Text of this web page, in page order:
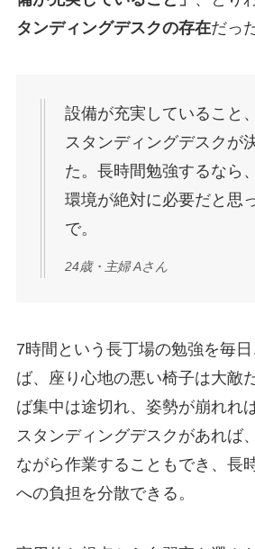
タンディングデスクの存在だっ
設備が充実していること
スタンディングデスクが
た。長時間勉強するなら
環境が絶対に必要だと思
で。
24歳・主婦 Aさん
7時間という長丁場の勉強を毎
ば、座り心地の悪い椅子は大敵
ば集中は途切れ、姿勢が崩れれ
スタンディングデスクがあれば
ながら作業することもでき、長
への負担を分散できる。